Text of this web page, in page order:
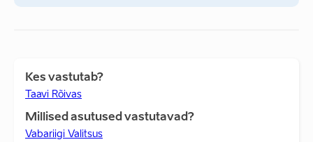
Kes vastutab?
Taavi Rõivas
Millised asutused vastutavad?
Vabariigi Valitsus